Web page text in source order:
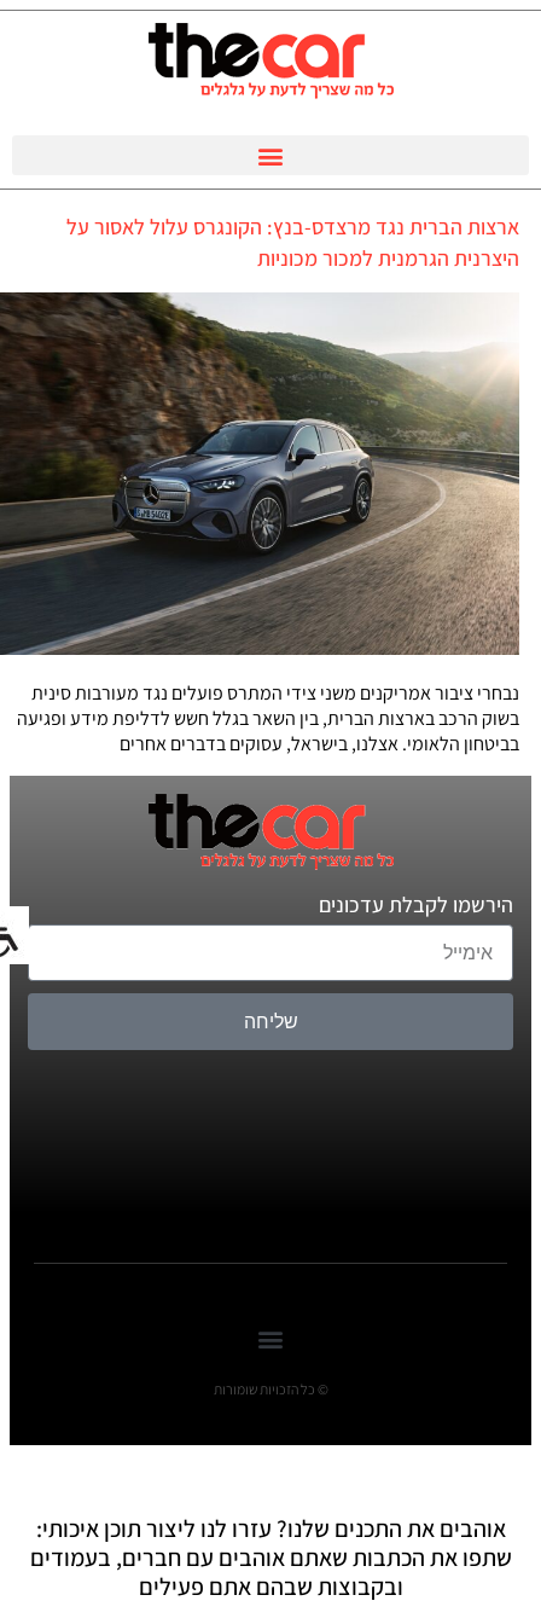
ארצות הברית נגד מרצדס-בנץ: הקונגרס עלול לאסור על
היצרנית הגרמנית למכור מכוניות
נבחרי ציבור אמריקנים משני צידי המתרס פועלים נגד מעורבות סינית
בשוק הרכב בארצות הברית, בין השאר בגלל חשש לדליפת מידע ופגיעה
בביטחון הלאומי. אצלנו, בישראל, עסוקים בדברים אחרים
הירשמו לקבלת עדכונים
שליחה
© כל הזכויות שומורות
אוהבים את התכנים שלנו? עזרו לנו ליצור תוכן איכותי:
שתפו את הכתבות שאתם אוהבים עם חברים, בעמודים
ובקבוצות שבהם אתם פעילים